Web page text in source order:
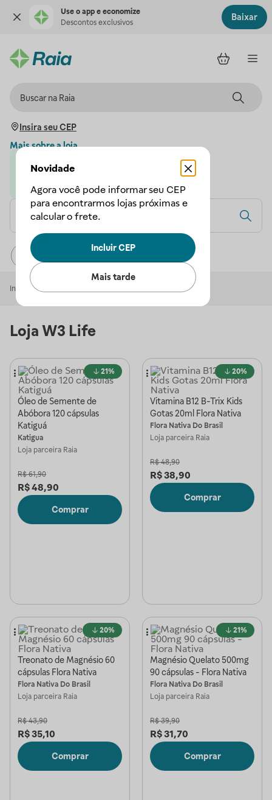
Use o app e economize
Descontos exclusivos
Baixar
Insira seu CEP
Novidade
Agora você pode informar seu CEP
para encontrarmos lojas próximas e
calcular o frete.
Incluir CEP
Mais tarde
Mais sobre a loja
Loja parceira da Droga Raia
Início W3 Life
Loja W3 Life
21%
Óleo de Semente de
Abóbora 120 cápsulas
Katiguá
Katigua
Loja parceira Raia
R$ 61,90
R$48,90
Comprar
20%
Vitamina B12 B-Trix Kids
Gotas 20ml Flora Nativa
Flora Nativa Do Brasil
Loja parceira Raia
R$ 48,90
R$38,90
Comprar
20%
Treonato de Magnésio 60
cápsulas Flora Nativa
Flora Nativa Do Brasil
Loja parceira Raia
R$ 43,90
R$35,10
Comprar
21%
Magnésio Quelato 500mg
90 cápsulas - Flora Nativa
Flora Nativa Do Brasil
Loja parceira Raia
R$ 39,90
R$31,70
Comprar